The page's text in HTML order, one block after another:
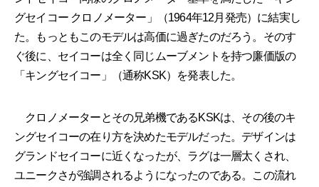
グセイコー クロノメーター」（1964年12月発売）に結実し
た。もっともこのモデルは高価に過ぎたのだろう。そのす
ぐ後に、セイコーは全く同じムーブメントを持つ廉価版の
「キングセイコー」（通称KSK）を発表した。
クロノメーターとその兄弟機であるKSKは、その後のキ
ングセイコーの在り方を決めたモデルだった。デザインは
グランドセイコーに近くなったが、ラグは一層太くされ、
ユニークさが強調されるようになったのである。この流れ